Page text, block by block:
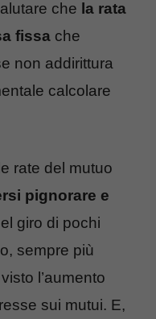
che la rata
fissa che
non addirittura
calcolare
rate del mutuo
pignorare e
giro di pochi
sempre più
l’aumento
sui mutui. E,